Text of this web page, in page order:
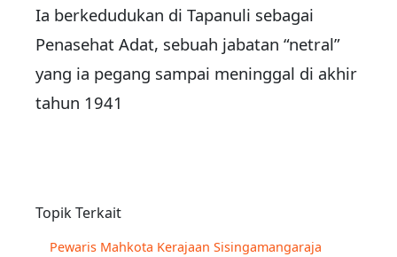
Ia berkedudukan di Tapanuli sebagai
Penasehat Adat, sebuah jabatan “netral”
yang ia pegang sampai meninggal di akhir
tahun 1941
Topik Terkait
Pewaris Mahkota Kerajaan Sisingamangaraja